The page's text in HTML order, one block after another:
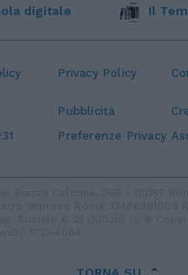
Privacy Policy
Pubblicità
Preferenze Privacy
digitale Il